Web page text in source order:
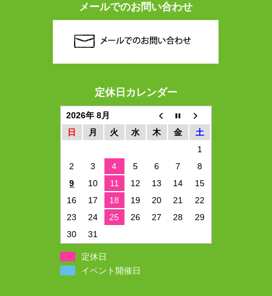
メールでのお問い合わせ
定休日カレンダー
2026年 8月
日
月 火 水 木 金
土
1
2
3 4 5 6 7
8
9
10 11 12 13 14
15
16
17 18 19 20 21
22
23
24 25 26 27 28
29
30
31
定休日
イベント開催日